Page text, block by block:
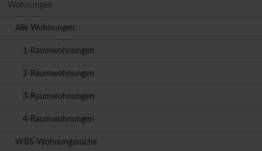
Wohnungen
Alle Wohnungen
1-Raumwohnungen
2-Raumwohnungen
3-Raumwohnungen
4-Raumwohnungen
WBS-Wohnungssuche